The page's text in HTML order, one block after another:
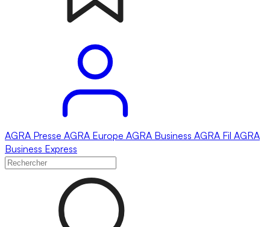
AGRA Presse AGRA Europe AGRA Business AGRA Fil AGRA
Business Express